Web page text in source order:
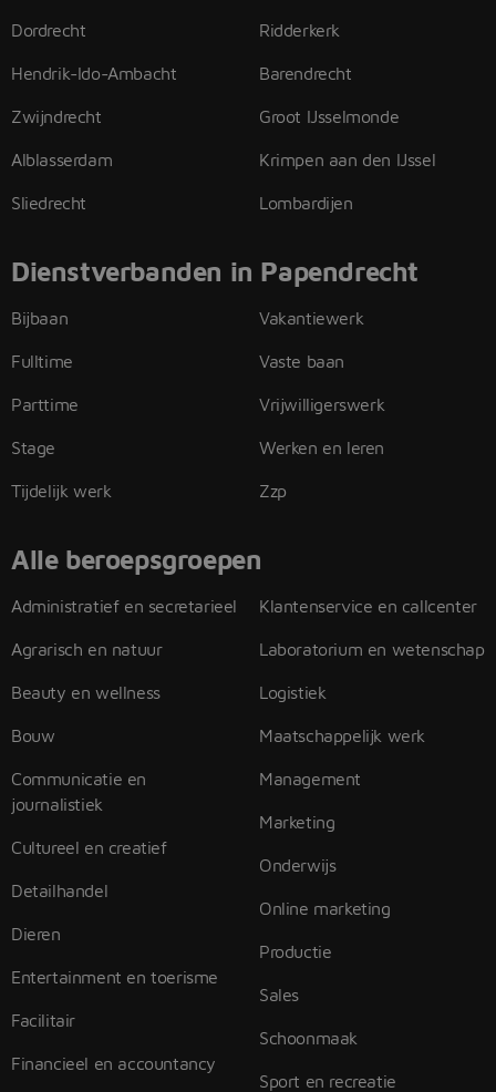
Dordrecht
Hendrik-Ido-Ambacht
Zwijndrecht
Alblasserdam
Sliedrecht
Ridderkerk
Barendrecht
Groot IJsselmonde
Krimpen aan den IJssel
Lombardijen
Dienstverbanden in Papendrecht
Bijbaan
Fulltime
Parttime
Stage
Tijdelijk werk
Vakantiewerk
Vaste baan
Vrijwilligerswerk
Werken en leren
Zzp
Alle beroepsgroepen
Administratief en secretarieel
Agrarisch en natuur
Beauty en wellness
Bouw
Communicatie en
journalistiek
Cultureel en creatief
Detailhandel
Dieren
Entertainment en toerisme
Facilitair
Financieel en accountancy
Klantenservice en callcenter
Laboratorium en wetenschap
Logistiek
Maatschappelijk werk
Management
Marketing
Onderwijs
Online marketing
Productie
Sales
Schoonmaak
Sport en recreatie